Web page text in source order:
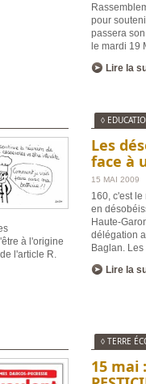
pour
passera
le mardi 19
Lire la
à l'origine
l'article R.
◊
Les
face à
15 MAI 2009
160, c'est le
en
Haute-
délégation
Baglan.
Lire la
◊ TERRE
15 mai